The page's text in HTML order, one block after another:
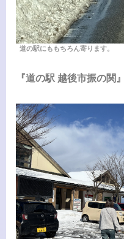
道の駅にももちろん寄ります。
『道の駅 越後市振の関』